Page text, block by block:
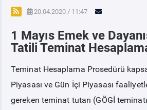
SPOT ELEKTRİK PİYASALARI
ÖRNEK FİNANS BELGELERİ
VADELİ ELEKTRİK PİYASASI
PİYASAKAYIT SÜRECİ
20.04.2020 / 11:47
1 Mayıs Emek ve
Tatili Teminat
Teminat Hesaplama Prosedürü
Piyasası ve Gün İçi Piyasası
gereken teminat tutarı (GÖGİ